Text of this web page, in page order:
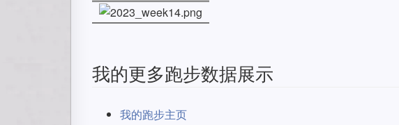
我的更多跑步数据展示
我的跑步主页